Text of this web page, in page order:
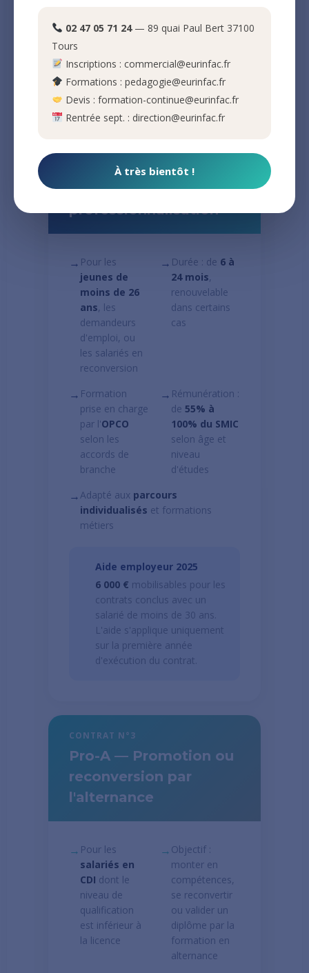
signé en 2025 si l'alternant a
automatiquement par l'ASP,
sans dossier spécifique à
déposer.
CONTRAT N°2
Contrat de
professionnalisation
→ Pour les
jeunes de
moins de 26
ans, les
demandeurs
d'emploi, ou
les salariés en
reconversion
→ Durée : de 6 à
24 mois,
renouvelable
dans certains
cas
→ Formation
prise en charge
par l'OPCO
selon les
accords de
branche
→ Rémunération :
de 55% à
100% du SMIC
selon âge et
niveau
d'études
→ Adapté aux parcours
individualisés et formations
métiers
Aide employeur 2025
6 000 € mobilisables pour les
contrats conclus avec un
salarié de moins de 30 ans.
L'aide s'applique uniquement
sur la première année
d'exécution du contrat.
CONTRAT N°3
Pro-A — Promotion ou
reconversion par
l'alternance
→ Pour les
salariés en
CDI dont le
niveau de
qualification
est inférieur à
la licence
→ Objectif :
monter en
compétences,
se reconvertir
ou valider un
diplôme par la
formation en
alternance
02 47 05 71 24— 89 quai Paul Bert 37100
Tours
Inscriptions : commercial@eurinfac.fr
Formations : pedagogie@eurinfac.fr
Devis : formation-continue@eurinfac.fr
Rentrée sept. : direction@eurinfac.fr
À très bientôt !